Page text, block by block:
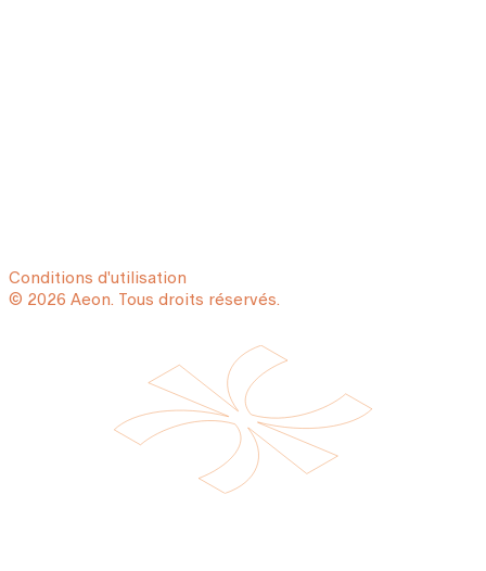
Conditions d'utilisation
© 2026 Aeon. Tous droits réservés.